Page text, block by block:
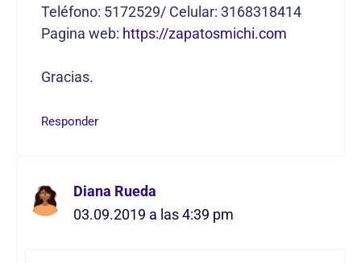
Teléfono: 5172529/ Celular: 3168318414
Pagina web: https://zapatosmichi.com
Gracias.
Responder
Diana Rueda
03.09.2019 a las 4:39 pm